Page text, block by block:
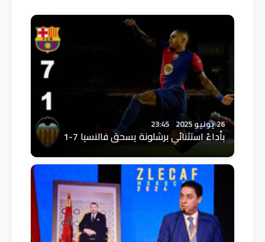
26 يونيو 2025 23:45
بأداءً استثنائي برشلونة يسحق فالنسيا 7-1